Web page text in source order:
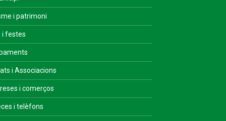
i patrimoni
i festes
i Associacions
i comerços
i telèfons